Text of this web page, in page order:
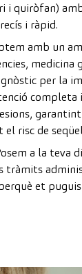
i quiròfan)
i ràpid.
amb un
medicina
per la
completa
risc de
a la teva
tràmits
et